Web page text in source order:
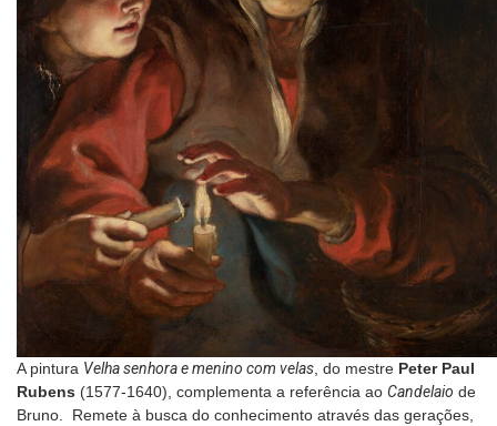
A pintura Velha senhora e menino com velas , do mestre Peter Paul
Rubens (1577-1640), complementa a referência ao Candelaio de
Bruno. Remete à busca do conhecimento através das gerações,